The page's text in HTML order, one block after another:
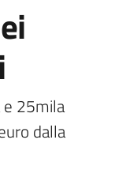
e 25mila
dalla